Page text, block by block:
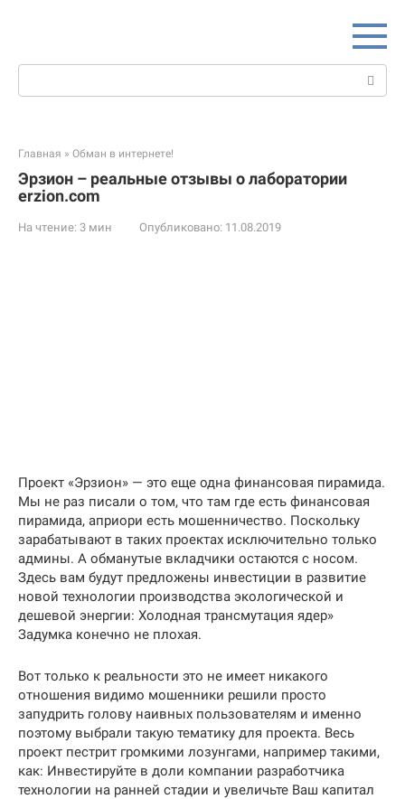
Поиск:
Главная » Обман в интернете!
Эрзион – реальные отзывы о лаборатории
erzion.com
На чтение: 3 мин Опубликовано: 11.08.2019
Проект «Эрзион» — это еще одна финансовая пирамида.
Мы не раз писали о том, что там где есть финансовая
пирамида, априори есть мошенничество. Поскольку
зарабатывают в таких проектах исключительно только
админы. А обманутые вкладчики остаются с носом.
Здесь вам будут предложены инвестиции в развитие
новой технологии производства экологической и
дешевой энергии: Холодная трансмутация ядер»
Задумка конечно не плохая.
Вот только к реальности это не имеет никакого
отношения видимо мошенники решили просто
запудрить голову наивных пользователям и именно
поэтому выбрали такую тематику для проекта. Весь
проект пестрит громкими лозунгами, например такими,
как: Инвестируйте в доли компании разработчика
технологии на ранней стадии и увеличьте Ваш капитал